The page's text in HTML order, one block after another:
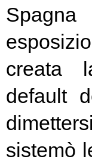
creata
default
sistemò